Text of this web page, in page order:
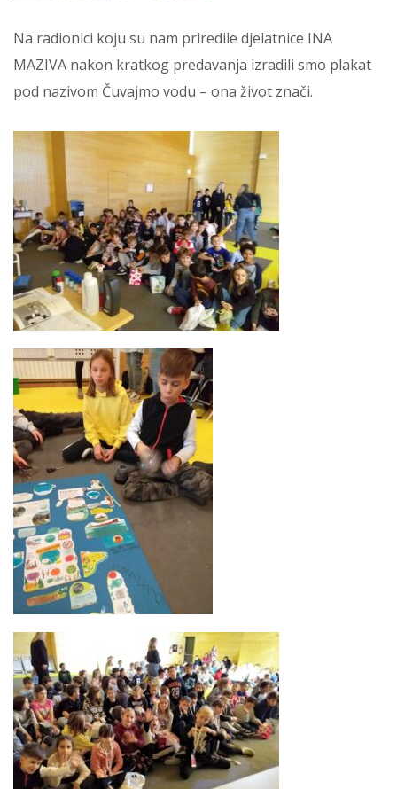
Na radionici koju su nam priredile djelatnice INA
MAZIVA nakon kratkog predavanja izradili smo plakat
pod nazivom Čuvajmo vodu – ona život znači.